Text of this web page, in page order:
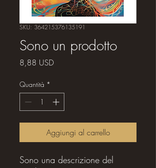
SKU: 364215376135191
Sono un prodotto
8,88 USDPrezzo
Quantità *
Aggiungi al carrello
Sono una descrizione del